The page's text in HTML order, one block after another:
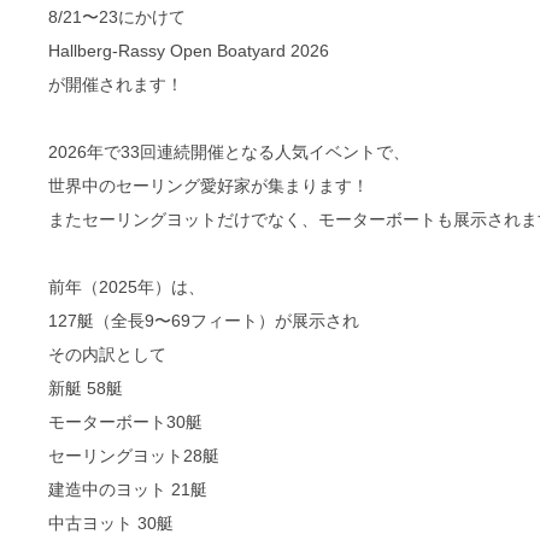
8/21〜23にかけて
Hallberg-Rassy Open Boatyard 2026
が開催されます！
2026年で33回連続開催となる人気イベントで、
世界中のセーリング愛好家が集まります！
またセーリングヨットだけでなく、モーターボートも展示され
前年（2025年）は、
127艇（全長9〜69フィート）が展示され
その内訳として
新艇 58艇
モーターボート30艇
セーリングヨット28艇
建造中のヨット 21艇
中古ヨット 30艇